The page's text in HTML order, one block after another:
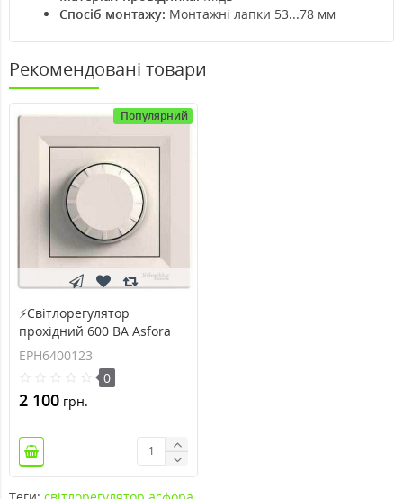
Спосіб монтажу: Монтажні лапки 53...78 мм
Рекомендовані товари
Популярний
⚡Світлорегулятор
прохідний 600 ВА Asfora
кремовий (EPH6400123)
EPH6400123
0
2 100 грн.